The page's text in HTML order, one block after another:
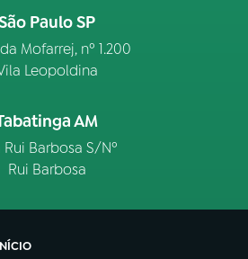
Paulo SP
Mofarrej, nº 1.200
Leopoldina
AM
Rui Barbosa S/Nº
Rui Barbosa